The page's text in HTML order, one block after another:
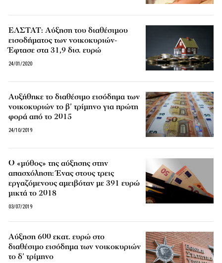
ΕΛΣΤΑΤ: Αύξηση του διαθέσιμου
εισοδήματος των νοικοκυριών-
Έφτασε στα 31,9 δισ. ευρώ
24/01/2020
Αυξήθηκε το διαθέσιμο εισόδημα των
νοικοκυριών το β’ τρίμηνο για πρώτη
φορά από το 2015
24/10/2019
Ο «μύθος» της αύξησης στην
απασχόληση: Ένας στους τρεις
εργαζόμενους αμειβόταν με 391 ευρώ
μικτά το 2018
03/07/2019
Αύξηση 600 εκατ. ευρώ στο
διαθέσιμο εισόδημα των νοικοκυριών
το δ’ τρίμηνο